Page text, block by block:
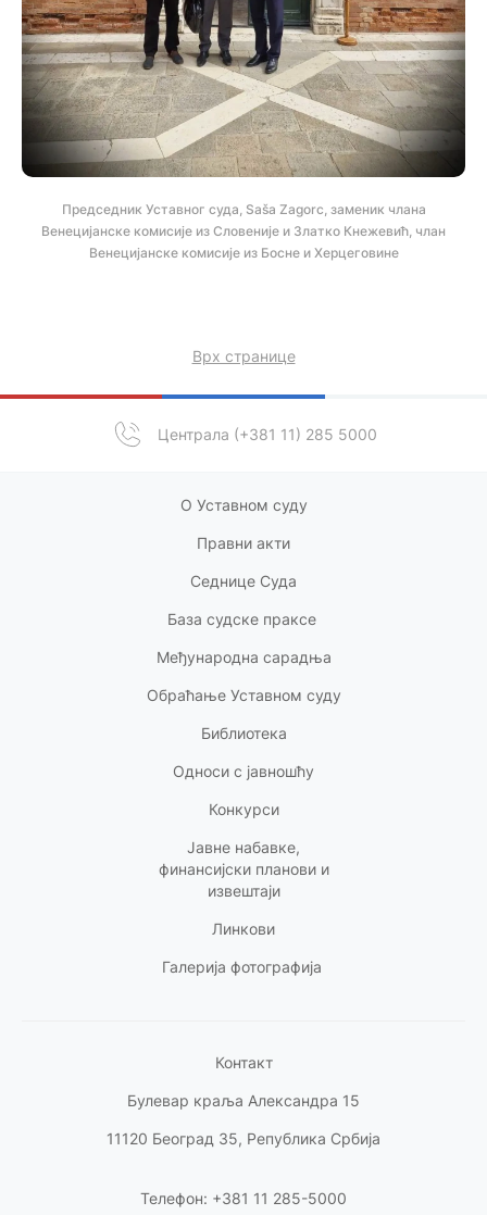
Председник Уставног суда, Saša Zagorc, заменик члана
Венецијанске комисије из Словеније и Златко Кнежевић, члан
Венецијанске комисије из Босне и Херцеговине
Централа (+381 11) 285 5000
Врх странице
О Уставном суду
Правни акти
Седнице Суда
База судске праксе
Међународна сарадња
Обраћање Уставном суду
Библиотека
Односи с јавношћу
Конкурси
Јавне набавке,
финансијски планови и
извештаји
Линкови
Галерија фотографија
Контакт
Булевар краља Александра 15
11120 Београд 35, Република Србија
Телефон: +381 11 285-5000